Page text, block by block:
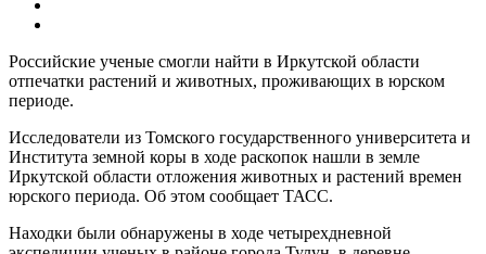
Российские ученые смогли найти в Иркутской области
отпечатки растений и животных, проживающих в юрском
периоде.
Исследователи из Томского государственного университета и
Института земной коры в ходе раскопок нашли в земле
Иркутской области отложения животных и растений времен
юрского периода. Об этом сообщает ТАСС.
Находки были обнаружены в ходе четырехдневной